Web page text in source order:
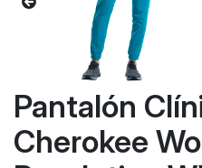
Pantalón
Cherokee